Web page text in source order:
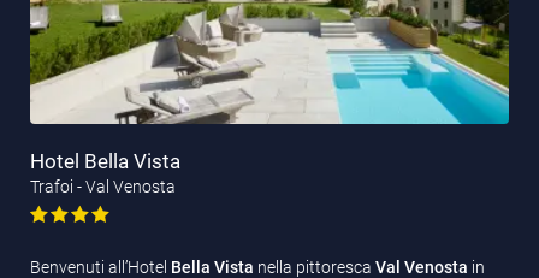
Hotel Bella Vista
Trafoi - Val Venosta
Benvenuti all’Hotel Bella Vista nella pittoresca Val Venosta in